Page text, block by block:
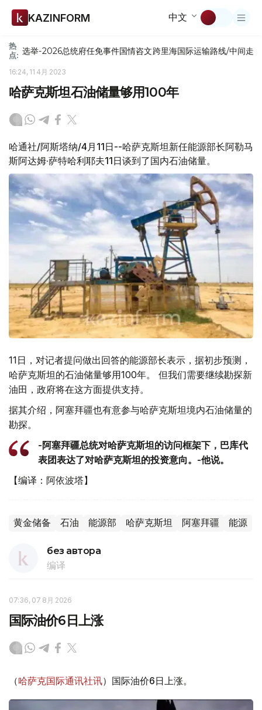
KAZINFORM 中文
热
点: 选举-2026总统府任免事件国情咨文跨里海国际运输路线/中间走廊
16:24, 11 4月 2023
哈萨克斯坦石油储量够用100年
哈通社/阿斯塔纳/4月11日--哈萨克斯坦新任能源部长阿勒马
斯阿达姆·萨特哈利耶夫11日谈到了国内石油储量。
11日，对记者提问做出回答的能源部长表示，据初步预测，
哈萨克斯坦的石油储量够用100年。 但我们需要继续勘探新
油田，政府将在这方面提供支持。
据其介绍，阿塞拜疆也有意参与哈萨克斯坦境内石油储量的
勘探。
-阿塞拜疆总统对哈萨克斯坦的访问框架下，巴库代
表团表达了对哈萨克斯坦的投资意向。-他说。
【编译：阿依波塔】
黄金储备 石油 能源部 哈萨克斯坦 阿塞拜疆 能源
без автора
编译
07:36, 07 8月 2026
国际油价6日上涨
（哈萨克国际通讯社讯）国际油价6日上涨。